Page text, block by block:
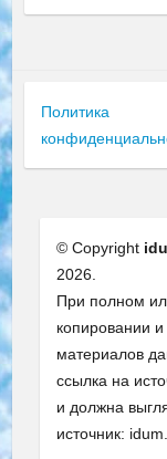
Политика
© Copyright
2026.
При полном
копировании
материалов
ссылка на
и должна
источник: